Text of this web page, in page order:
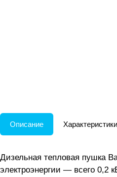
Описание Характеристики
Дизельная тепловая пушка
электроэнергии — всего 0,2